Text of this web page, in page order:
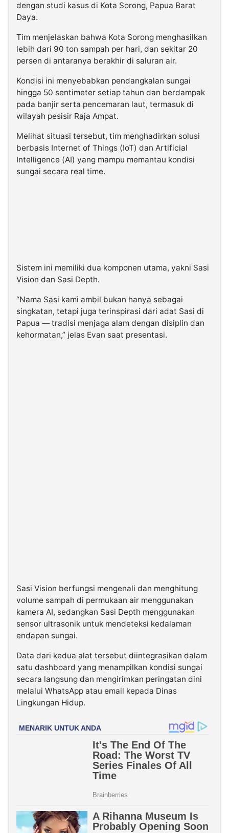
dengan studi kasus di Kota Sorong, Papua Barat
Daya.
Tim menjelaskan bahwa Kota Sorong menghasilkan
lebih dari 90 ton sampah per hari, dan sekitar 20
persen di antaranya berakhir di saluran air.
Kondisi ini menyebabkan pendangkalan sungai
hingga 50 sentimeter setiap tahun dan berdampak
pada banjir serta pencemaran laut, termasuk di
wilayah pesisir Raja Ampat.
Melihat situasi tersebut, tim menghadirkan solusi
berbasis Internet of Things (IoT) dan Artificial
Intelligence (AI) yang mampu memantau kondisi
sungai secara real time.
Sistem ini memiliki dua komponen utama, yakni Sasi
Vision dan Sasi Depth.
“Nama Sasi kami ambil bukan hanya sebagai
singkatan, tetapi juga terinspirasi dari adat Sasi di
Papua — tradisi menjaga alam dengan disiplin dan
kehormatan,” jelas Evan saat presentasi.
Sasi Vision berfungsi mengenali dan menghitung
volume sampah di permukaan air menggunakan
kamera AI, sedangkan Sasi Depth menggunakan
sensor ultrasonik untuk mendeteksi kedalaman
endapan sungai.
Data dari kedua alat tersebut diintegrasikan dalam
satu dashboard yang menampilkan kondisi sungai
secara langsung dan mengirimkan peringatan dini
melalui WhatsApp atau email kepada Dinas
Lingkungan Hidup.